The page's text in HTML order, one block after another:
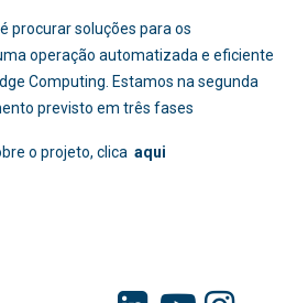
procurar soluções para os
operação automatizada e eficiente
Computing. Estamos na segunda
previsto em três fases
o projeto, clica aqui